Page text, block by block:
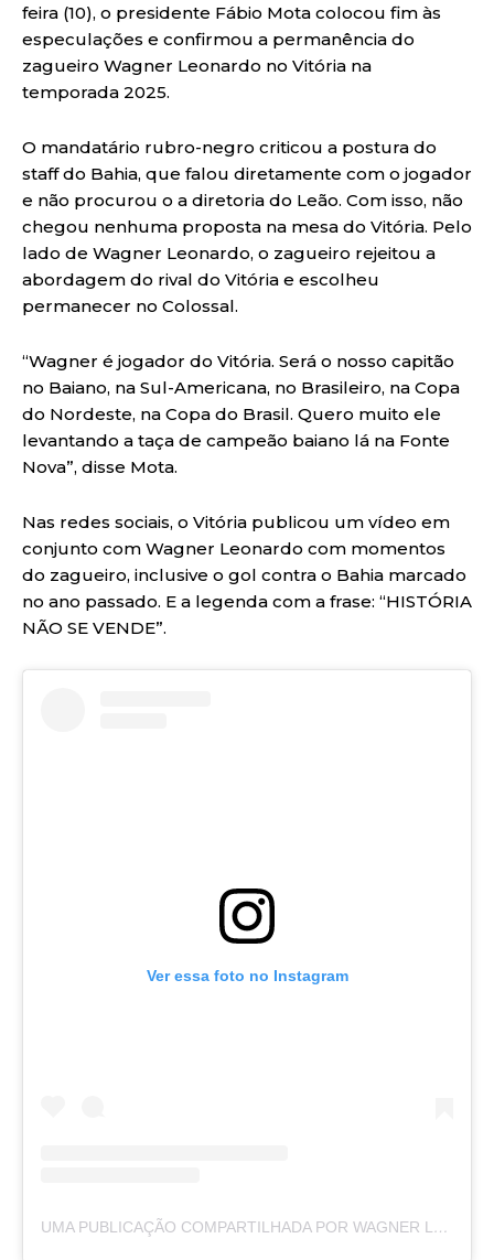
feira (10), o presidente Fábio Mota colocou fim às
especulações e confirmou a permanência do
zagueiro Wagner Leonardo no Vitória na
temporada 2025.
O mandatário rubro-negro criticou a postura do
staff do Bahia, que falou diretamente com o jogador
e não procurou o a diretoria do Leão. Com isso, não
chegou nenhuma proposta na mesa do Vitória. Pelo
lado de Wagner Leonardo, o zagueiro rejeitou a
abordagem do rival do Vitória e escolheu
permanecer no Colossal.
“Wagner é jogador do Vitória. Será o nosso capitão
no Baiano, na Sul-Americana, no Brasileiro, na Copa
do Nordeste, na Copa do Brasil. Quero muito ele
levantando a taça de campeão baiano lá na Fonte
Nova”, disse Mota.
Nas redes sociais, o Vitória publicou um vídeo em
conjunto com Wagner Leonardo com momentos
do zagueiro, inclusive o gol contra o Bahia marcado
no ano passado. E a legenda com a frase: “HISTÓRIA
NÃO SE VENDE”.
Ver essa foto no Instagram
UMA PUBLICAÇÃO COMPARTILHADA POR WAGNER LEONARDO (@WAGNERLEONARDO_)